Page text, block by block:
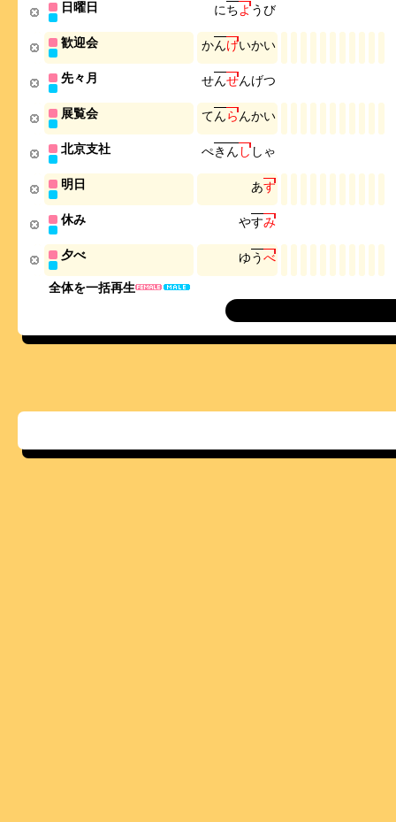
全体を一括再生
日曜日 にちようび
歓迎会 かんげいかい
先々月 せんせんげつ
展覧会 てんらんかい
北京支社 ぺき ん しし ゃ
明日 あす
休み やすみ
夕べ ゆうべ